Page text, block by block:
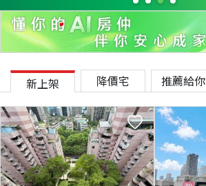
新上架 降價宅 推薦給你